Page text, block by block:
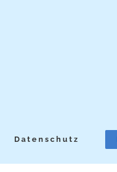
Datenschutz